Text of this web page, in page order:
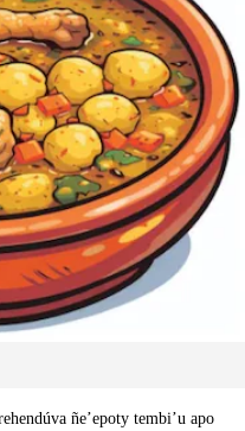
ñe’epoty tembi’u apo